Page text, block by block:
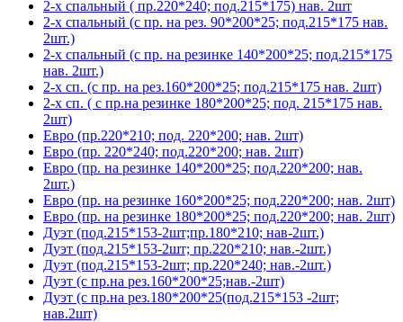
2-х спальный ( пр.220*240; под.215*175) нав. 2шт
2-х спальный (с пр. на рез. 90*200*25; под.215*175 нав.
2шт.)
2-х спальный (с пр. на резинке 140*200*25; под.215*175
нав. 2шт.)
2-х сп. (с пр. на рез.160*200*25; под.215*175 нав. 2шт)
2-х сп. ( с пр.на резинке 180*200*25; под. 215*175 нав.
2шт)
Евро (пр.220*210; под. 220*200; нав. 2шт)
Евро (пр. 220*240; под.220*200; нав. 2шт)
Евро (пр. на резинке 140*200*25; под.220*200; нав.
2шт.)
Евро (пр. на резинке 160*200*25; под.220*200; нав. 2шт)
Евро (пр. на резинке 180*200*25; под.220*200; нав. 2шт)
Дуэт (под.215*153-2шт;пр.180*210; нав-2шт.)
Дуэт (под.215*153-2шт; пр.220*210; нав.-2шт.)
Дуэт (под.215*153-2шт; пр.220*240; нав.-2шт.)
Дуэт (с пр.на рез.160*200*25;нав.-2шт)
Дуэт (с пр.на рез.180*200*25(под.215*153 -2шт;
нав.2шт)